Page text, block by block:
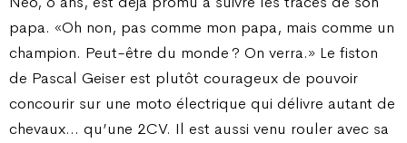
papa. «Oh non, pas comme mon papa, mais comme un
champion. Peut-être du monde ? On verra.» Le fiston
de Pascal Geiser est plutôt courageux de pouvoir
concourir sur une moto électrique qui délivre autant de
chevaux… qu’une 2CV. Il est aussi venu rouler avec sa